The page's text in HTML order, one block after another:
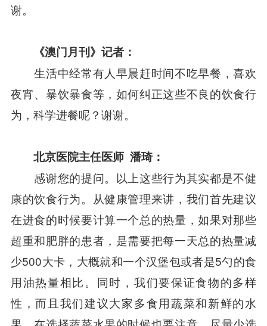
谢。
《澳门月刊》记者：
生活中经常有人早晨赶时间不吃早餐，喜欢
夜宵、暴饮暴食等，如何纠正这些不良的饮食行
为，科学进餐呢？谢谢。
北京医院主任医师 潘琦：
感谢您的提问。以上这些行为其实都是不健
康的饮食行为。从健康管理来讲，我们首先建议
在进食的时候要计算一个总的热量，如果对那些
超重和肥胖的患者，是需要把每一天总的热量减
少500大卡，大概就和一个汉堡包或者是5勺的食
用油热量相比。同时，我们要保证食物的多样
性，而且我们建议大家多食用蔬菜和新鲜的水